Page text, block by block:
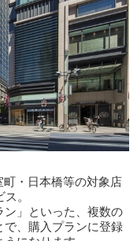
町・日本橋等の対象店
。
ン」といった、複数の
で、購入プランに登録